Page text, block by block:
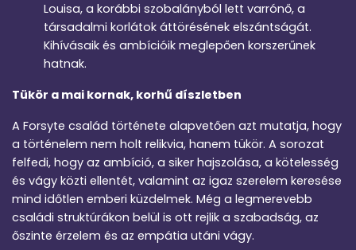
Louisa, a korábbi szobalányból lett varrónő, a
társadalmi korlátok áttörésének elszántságát.
Kihívásaik és ambícióik meglepően korszerűnek
hatnak.
Tükör a mai kornak, korhű díszletben
A Forsyte család története alapvetően azt mutatja, hogy
a történelem nem holt relikvia, hanem tükör. A sorozat
felfedi, hogy az ambíció, a siker hajszolása, a kötelesség
és vágy közti ellentét, valamint az igaz szerelem keresése
mind időtlen emberi küzdelmek. Még a legmerevebb
családi struktúrákon belül is ott rejlik a szabadság, az
őszinte érzelem és az empátia utáni vágy.